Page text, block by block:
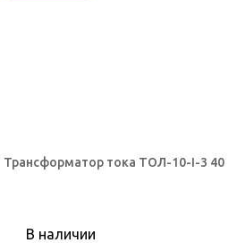
Трансформатор тока ТОЛ-10-I-3 40
В наличии